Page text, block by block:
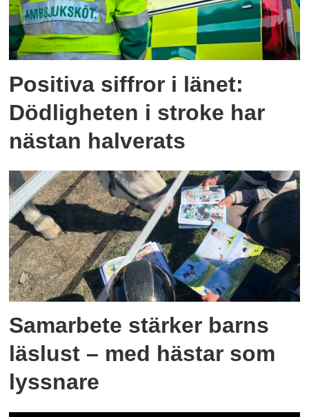
Positiva siffror i länet:
Dödligheten i stroke har
nästan halverats
Samarbete stärker barns
läslust – med hästar som
lyssnare